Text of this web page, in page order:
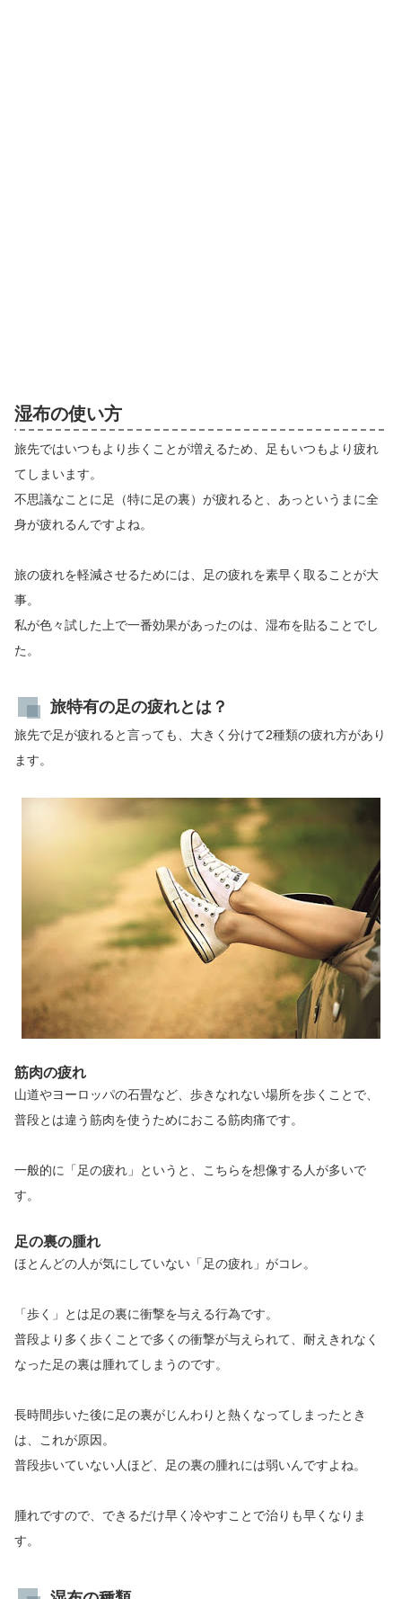
湿布の使い方
旅先ではいつもより歩くことが増えるため、足もいつもより疲れ
てしまいます。
不思議なことに足（特に足の裏）が疲れると、あっというまに全
身が疲れるんですよね。
旅の疲れを軽減させるためには、足の疲れを素早く取ることが大
事。
私が色々試した上で一番効果があったのは、湿布を貼ることでし
た。
旅特有の足の疲れとは？
旅先で足が疲れると言っても、大きく分けて2種類の疲れ方があり
ます。
筋肉の疲れ
山道やヨーロッパの石畳など、歩きなれない場所を歩くことで、
普段とは違う筋肉を使うためにおこる筋肉痛です。
一般的に「足の疲れ」というと、こちらを想像する人が多いで
す。
足の裏の腫れ
ほとんどの人が気にしていない「足の疲れ」がコレ。
「歩く」とは足の裏に衝撃を与える行為です。
普段より多く歩くことで多くの衝撃が与えられて、耐えきれなく
なった足の裏は腫れてしまうのです。
長時間歩いた後に足の裏がじんわりと熱くなってしまったとき
は、これが原因。
普段歩いていない人ほど、足の裏の腫れには弱いんですよね。
腫れですので、できるだけ早く冷やすことで治りも早くなりま
す。